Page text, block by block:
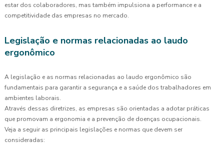
estar dos colaboradores, mas também impulsiona a performance e a
competitividade das empresas no mercado.
Legislação e normas relacionadas ao laudo
ergonômico
A legislação e as normas relacionadas ao laudo ergonômico são
fundamentais para garantir a segurança e a saúde dos trabalhadores em
ambientes laborais.
Através dessas diretrizes, as empresas são orientadas a adotar práticas
que promovam a ergonomia e a prevenção de doenças ocupacionais.
Veja a seguir as principais legislações e normas que devem ser
consideradas: